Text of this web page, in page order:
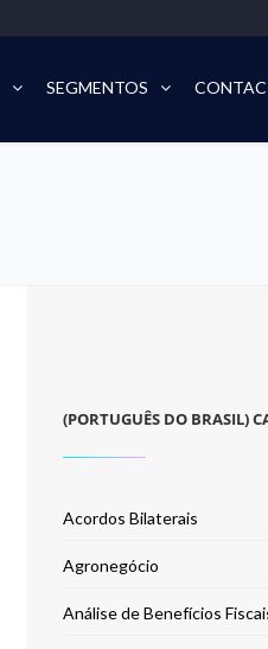
SEGMENTOS
(PORTUGUÊS DO BRASIL)
Acordos Bilaterais
Agronegócio
Análise de Benefícios